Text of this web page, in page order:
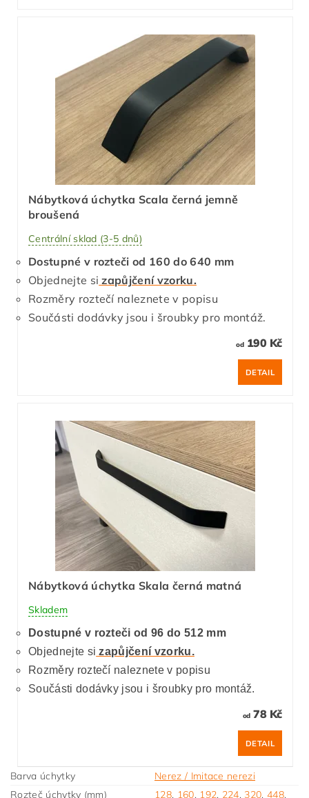
Nábytková úchytka Scala černá jemně
broušená
Centrální sklad (3-5 dnů)
Dostupné v rozteči od 160 do 640 mm
Objednejte si zapůjčení vzorku.
Rozměry roztečí naleznete v popisu
Součásti dodávky jsou i šroubky pro montáž.
od190 Kč
DETAIL
Nábytková úchytka Skala černá matná
Skladem
Dostupné v rozteči od 96 do 512 mm
Objednejte si zapůjčení vzorku.
Rozměry roztečí naleznete v popisu
Součásti dodávky jsou i šroubky pro montáž.
od78 Kč
DETAIL
Barva úchytky
Nerez / Imitace nerezi
Rozteč úchytky (mm)
128, 160, 192, 224, 320,448,